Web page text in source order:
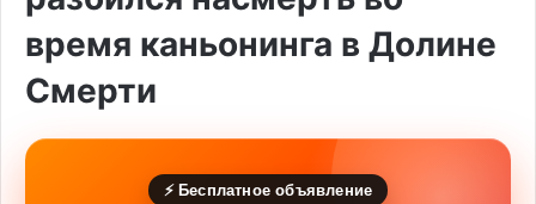
время каньонинга в Долине
Смерти
⚡ Бесплатное объявление